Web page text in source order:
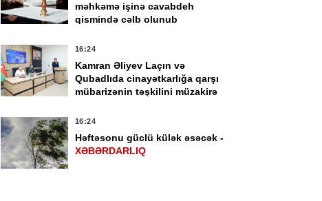
14 İyul 12:16
Elektron siqaretlər
mülki dövriyyəsi
qadağan edilir
İcbari tibbi sığorta
şəhadətnaməsi artıq
elektron formada
məhkəmə işinə cavabdeh
qismində cəlb olunub
16:24
Kamran Əliyev Laçın və
Qubadlıda cinayətkarlığa qarşı
mübarizənin təşkilini müzakirə
16:24
Həftəsonu güclü külək əsəcək -
XƏBƏRDARLIQ